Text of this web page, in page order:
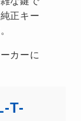
正キー
カーに
T-